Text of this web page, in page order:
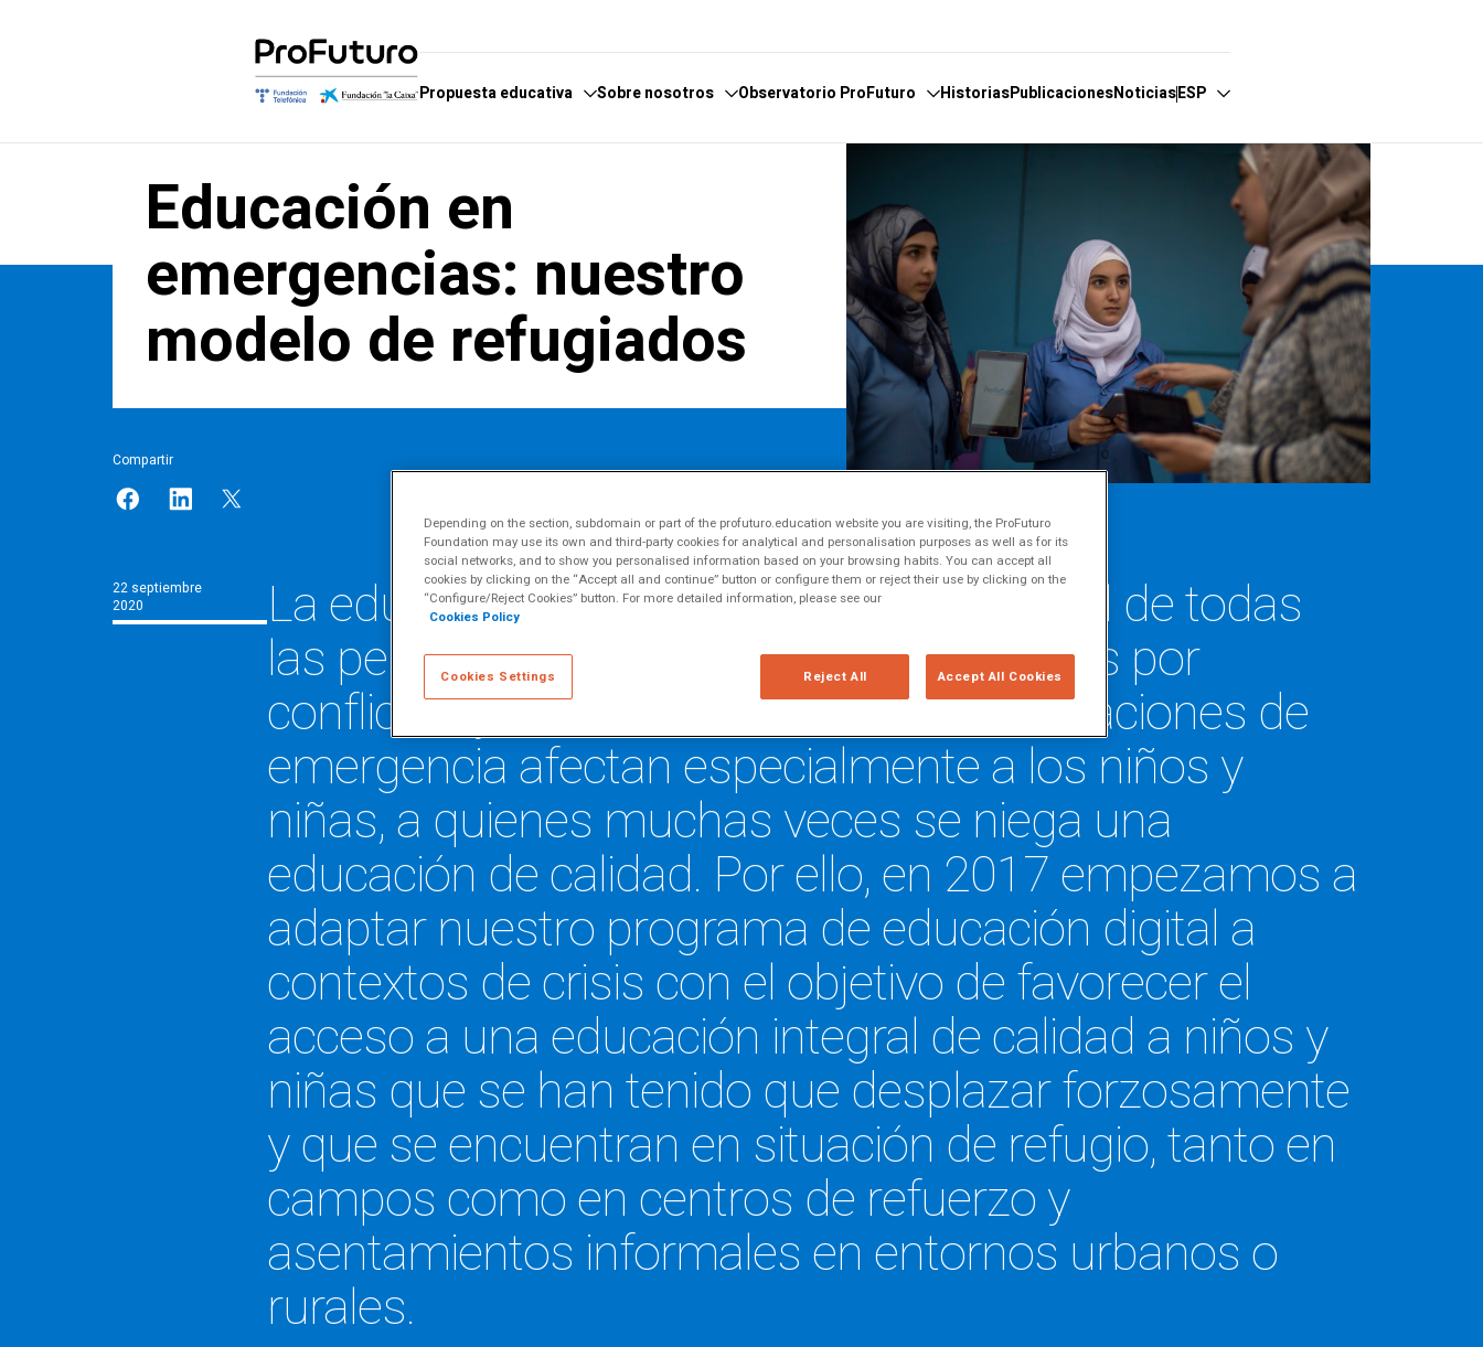
Propuesta educativa
Propuesta educativa
digital
Marcos de referencia
Unidades didácticas en el
marco para aprender
Unidades Didácticas de
Escuelas de conocimiento
Escuela de Competencia
Digital
Escuela de Pensamiento
Computacional e Inteligencia
Escuela de Innovación
Escuela de Ciudadanía
Sobre nosotros
Quiénes somos
Aliados
Reconocimientos
Informes
Observatorio ProFuturo
Descubre el Observatorio
Conversaciones
Glosario de temas
Competencias XXI
Soluciones innovadoras
Experiencias inspiradoras
HistoriasPublicacionesNoticiasESP
English
Français
Português
Educación en
emergencias: nuestro
modelo de refugiados
Compartir
22 septiembre
2020
La educación es un derecho fundamental de todas
las personas, incluidas aquellas afectadas por
conflictos y desastres naturales. Las situaciones de
emergencia afectan especialmente a los niños y
niñas, a quienes muchas veces se niega una
educación de calidad. Por ello, en 2017 empezamos a
adaptar nuestro programa de educación digital a
contextos de crisis con el objetivo de favorecer el
acceso a una educación integral de calidad a niños y
niñas que se han tenido que desplazar forzosamente
y que se encuentran en situación de refugio, tanto en
campos como en centros de refuerzo y
asentamientos informales en entornos urbanos o
rurales.
Depending on the section, subdomain or part of the profuturo.education website you are visiting, the ProFuturo
Foundation may use its own and third-party cookies for analytical and personalisation purposes as well as for its
social networks, and to show you personalised information based on your browsing habits. You can accept all
cookies by clicking on the “Accept all and continue” button or configure them or reject their use by clicking on the
“Configure/Reject Cookies” button. For more detailed information, please see our
Cookies Policy
Cookies Settings Reject All Accept All Cookies